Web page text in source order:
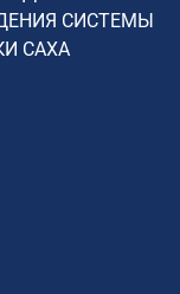
СИСТЕМЫ
САХА